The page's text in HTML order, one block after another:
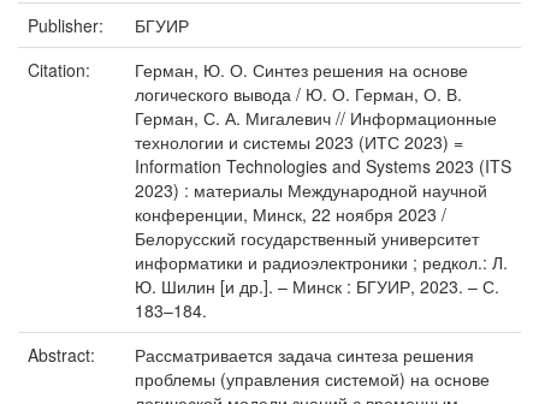
Publisher:
БГУИР
Citation:
Герман, Ю. О. Синтез решения на основе
логического вывода / Ю. О. Герман, О. В.
Герман, С. А. Мигалевич // Информационные
технологии и системы 2023 (ИТС 2023) =
Information Technologies and Systems 2023 (ITS
2023) : материалы Международной научной
конференции, Минск, 22 ноября 2023 /
Белорусский государственный университет
информатики и радиоэлектроники ; редкол.: Л.
Ю. Шилин [и др.]. – Минск : БГУИР, 2023. – С.
183–184.
Abstract:
Рассматривается задача синтеза решения
проблемы (управления системой) на основе